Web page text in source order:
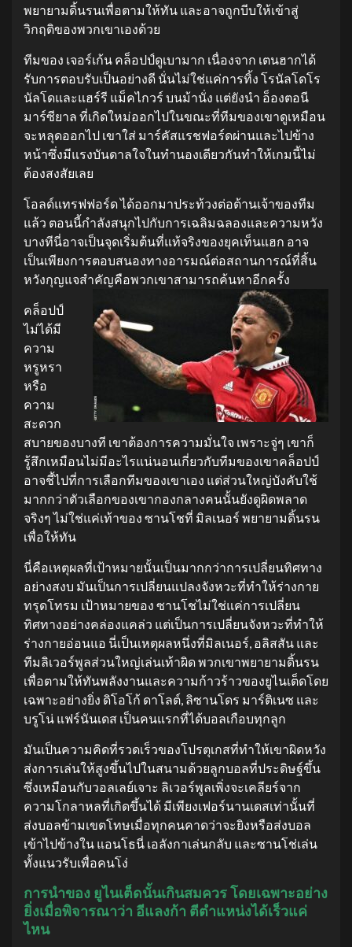
พยายามดิ้นรนเพื่อตามให้ทัน และอาจถูกบีบให้เข้าสู่
วิกฤติของพวกเขาเองด้วย
ทีมของ เจอร์เก้น คล็อปป์ดูเบามาก เนื่องจาก เตนฮากได้
รับการตอบรับเป็นอย่างดี นั่นไม่ใช่แค่การทิ้ง โรนัลโดโร
นัลโดและแฮร์รี แม็คไกวร์ บนม้านั่ง แต่ยังนำ อ็องตอนี
มาร์ซียาล ที่เกิดใหม่ออกไปในขณะที่ทีมของเขาดูเหมือน
จะหลุดออกไป เขาใส่ มาร์คัสแรชฟอร์ดผ่านและไปข้าง
หน้าซึ่งมีแรงบันดาลใจในทำนองเดียวกันทำให้เกมนี้ไม่
ต้องสงสัยเลย
โอลด์แทรฟฟอร์ด ได้ออกมาประท้วงต่อต้านเจ้าของทีม
แล้ว ตอนนี้กำลังสนุกไปกับการเฉลิมฉลองและความหวัง
บางทีนี่อาจเป็นจุดเริ่มต้นที่แท้จริงของยุคเท็นแฮก อาจ
เป็นเพียงการตอบสนองทางอารมณ์ต่อสถานการณ์ที่สิ้น
หวังกุญแจสำคัญคือพวกเขาสามารถค้นหาอีกครั้ง
คล็อปป์
ไม่ได้มี
ความ
หรูหรา
หรือ
ความ
สะดวก
สบายของบางที เขาต้องการความมั่นใจ เพราะจู่ๆ เขาก็
รู้สึกเหมือนไม่มีอะไรแน่นอนเกี่ยวกับทีมของเขาคล็อปป์
อาจชี้ไปที่การเลือกทีมของเขาเอง แต่ส่วนใหญ่บังคับใช้
มากกว่าตัวเลือกของเขากองกลางคนนั้นยังดูผิดพลาด
จริงๆ ไม่ใช่แค่เท้าของ ซานโชที่ มิลเนอร์ พยายามดิ้นรน
เพื่อให้ทัน
นี่คือเหตุผลที่เป้าหมายนั้นเป็นมากกว่าการเปลี่ยนทิศทาง
อย่างสงบ มันเป็นการเปลี่ยนแปลงจังหวะที่ทำให้ร่างกาย
ทรุดโทรม เป้าหมายของ ซานโชไม่ใช่แค่การเปลี่ยน
ทิศทางอย่างคล่องแคล่ว แต่เป็นการเปลี่ยนจังหวะที่ทำให้
ร่างกายอ่อนแอ นี่เป็นเหตุผลหนึ่งที่มิลเนอร์, อลิสสัน และ
ทีมลิเวอร์พูลส่วนใหญ่เล่นเท้าผิด พวกเขาพยายามดิ้นรน
เพื่อตามให้ทันพลังงานและความก้าวร้าวของยูไนเต็ดโดย
เฉพาะอย่างยิ่ง ดิโอโก้ ดาโลต์, ลิซานโดร มาร์ติเนซ และ
บรูโน่ แฟร์นันเดส เป็นคนแรกที่ได้บอลเกือบทุกลูก
มันเป็นความคิดที่รวดเร็วของโปรตุเกสที่ทำให้เขาผิดหวัง
ส่งการเล่นให้สูงขึ้นไปในสนามด้วยลูกบอลที่ประดิษฐ์ขึ้น
ซึ่งเหมือนกับวอลเลย์เจาะ ลิเวอร์พูลเพิ่งจะเคลียร์จาก
ความโกลาหลที่เกิดขึ้นได้ มีเพียงเฟอร์นานเดสเท่านั้นที่
ส่งบอลข้ามเขตโทษเมื่อทุกคนคาดว่าจะยิงหรือส่งบอล
เข้าไปข้างใน แอนโธนี่ เอลังกาเล่นกลับ และซานโช่เล่น
ทั้งแนวรับเพื่อคนโง่
การนำของ ยูไนเต็ดนั้นเกินสมควร โดยเฉพาะอย่าง
ยิ่งเมื่อพิจารณาว่า อีแลงก้า ตีตำแหน่งได้เร็วแค่
ไหน